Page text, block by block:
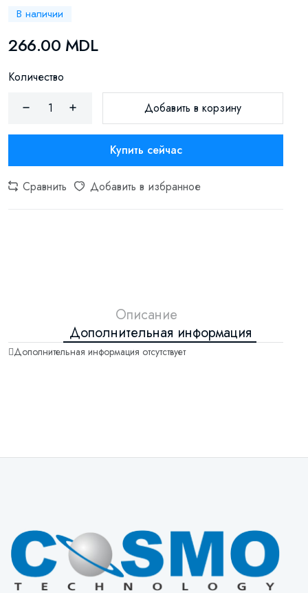
В наличии
266.00 MDL
Количество
Добавить в корзину
Купить сейчас
Сравнить Добавить в избранное
Описание
Дополнительная информация
Дополнительная информация отсутствует